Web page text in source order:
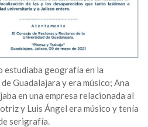
estudiaba geografía en la
Guadalajara y era músico; Ana
en una empresa relacionada al
y Luis Ángel era músico y tenía
serigrafía.